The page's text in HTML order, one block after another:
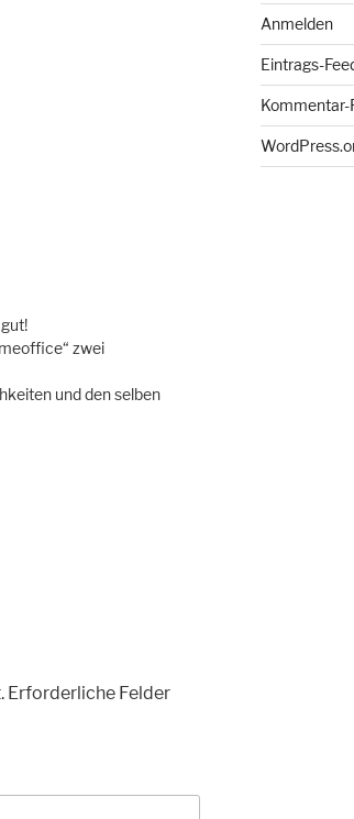
zwei
und den selben
Erforderliche Felder
Anmelden
Eintrags-
Kommentar-